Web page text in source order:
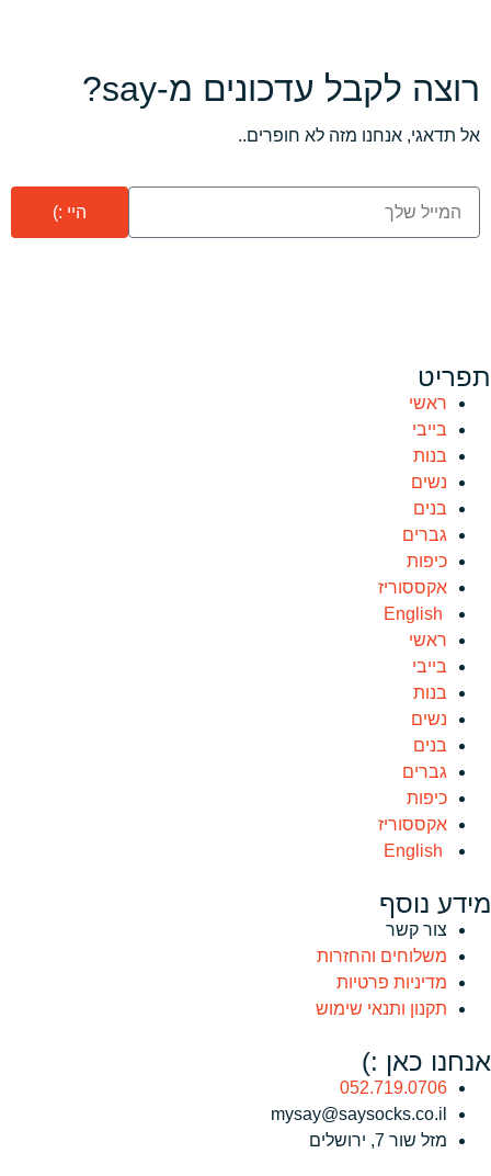
רוצה לקבל עדכונים מ-say?
אל תדאגי, אנחנו מזה לא חופרים..
היי :)
תפריט
ראשי
בייבי
בנות
נשים
בנים
גברים
כיפות
אקססוריז
English
ראשי
בייבי
בנות
נשים
בנים
גברים
כיפות
אקססוריז
English
מידע נוסף
צור קשר
משלוחים והחזרות
מדיניות פרטיות
תקנון ותנאי שימוש
אנחנו כאן :)
052.719.0706
mysay@saysocks.co.il‏
מזל שור 7, ירושלים